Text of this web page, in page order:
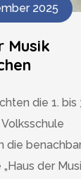
2025
Musik
die 1. bis
die
der